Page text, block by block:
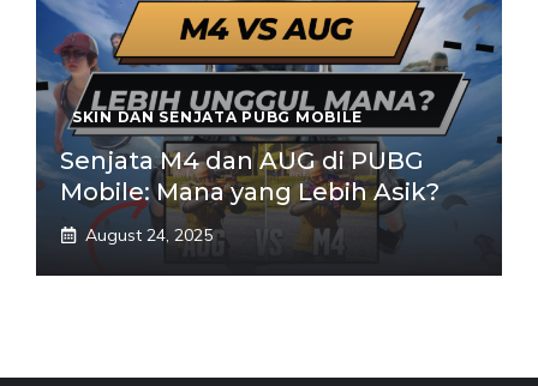
SKIN DAN SENJATA PUBG MOBILE
Senjata M4 dan AUG di PUBG
Mobile: Mana yang Lebih Asik?
August 24, 2025